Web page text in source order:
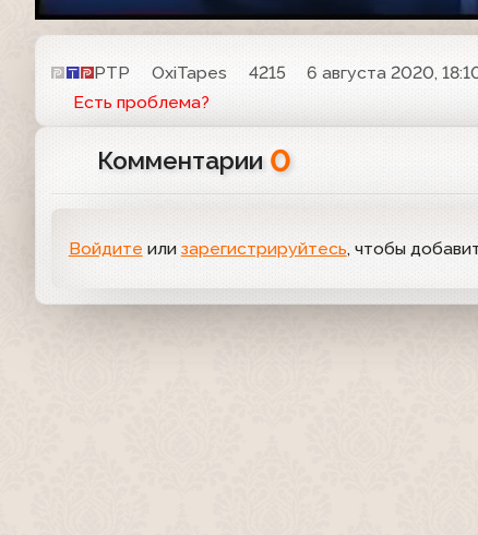
РТР OxiTapes 4215 6 августа 2020,
Есть проблема?
Комментарии 0
Войдите или зарегистрируйтесь, чтобы